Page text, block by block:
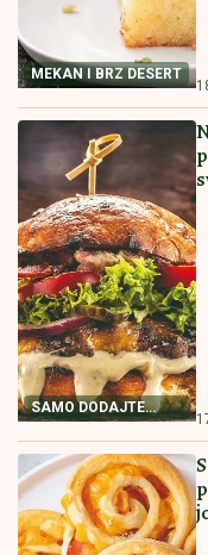
Obuka za pacove